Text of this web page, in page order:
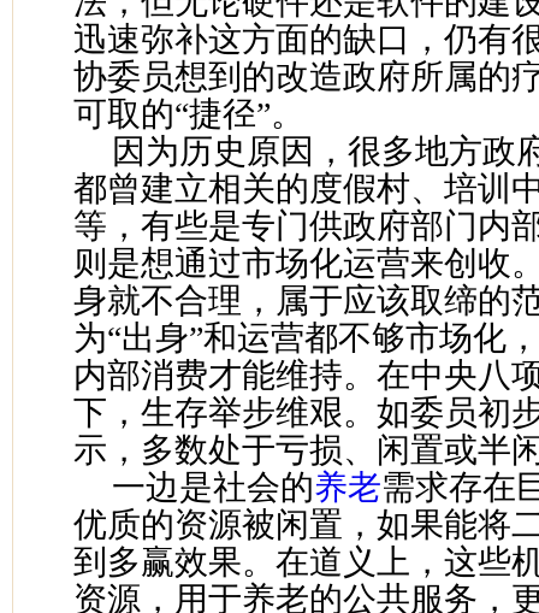
迅速弥补这方面的缺口，仍有
协委员想到的改造政府所属的
可取的“捷径”。
因为历史原因，很多地方政
都曾建立相关的度假村、培训
等，有些是专门供政府部门内
则是想通过市场化运营来创收
身就不合理，属于应该取缔的
为“出身”和运营都不够市场化
内部消费才能维持。在中央八
下，生存举步维艰。如委员初
示，多数处于亏损、闲置或半
一边是社会的养老需求存在
优质的资源被闲置，如果能将
到多赢效果。在道义上，这些
资源，用于养老的公共服务，